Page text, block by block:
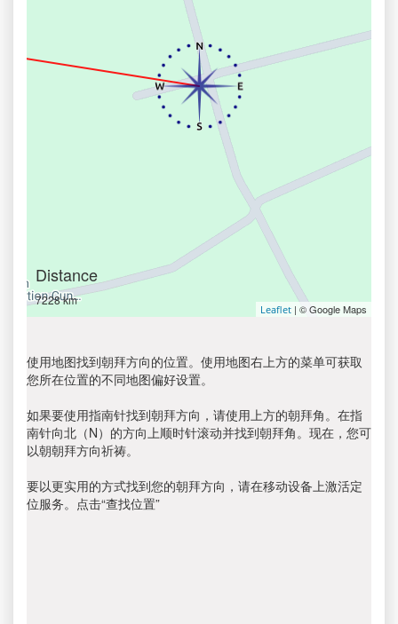
Distance
7228 km
Leaflet | © Google Maps
使用地图找到朝拜方向的位置。使用地图右上方的菜单可获取
您所在位置的不同地图偏好设置。
如果要使用指南针找到朝拜方向，请使用上方的朝拜角。在指
南针向北（N）的方向上顺时针滚动并找到朝拜角。现在，您可
以朝朝拜方向祈祷。
要以更实用的方式找到您的朝拜方向，请在移动设备上激活定
位服务。点击“查找位置”